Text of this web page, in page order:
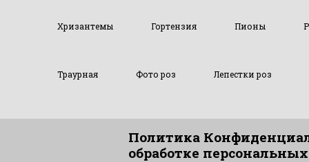
Хризантемы Гортензия Пионы
Траурная Фото роз Лепестки роз
Политика
обработке